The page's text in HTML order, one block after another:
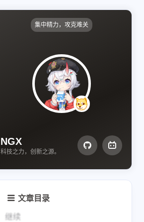
集中精力，攻克难关
NGX
科技之力，创新之源。
文章目录
继续